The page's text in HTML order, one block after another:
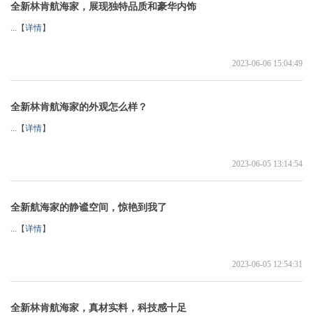
全新林肯航海家，展现独特品质和豪华内饰
...【详情】
2023-06-06 15:04:49
全新林肯航海家的外观怎么样？
...【详情】
2023-06-05 13:14:54
全新航海家的静谧空间，惊艳到我了
...【详情】
2023-06-05 12:54:31
全新林肯航海家，真材实料，科技感十足